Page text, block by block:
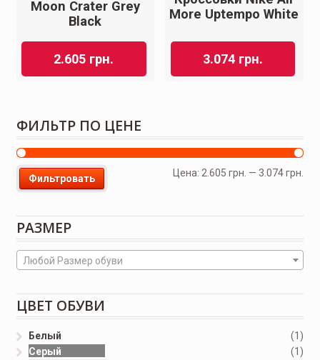
Moon Crater Grey
Black
2.605 грн.
More Uptempo White
3.074 грн.
ФИЛЬТР ПО ЦЕНЕ
Фильтровать
Цена: 2.605 грн. —3.074 грн.
РАЗМЕР
Любой Размер обуви
ЦВЕТ ОБУВИ
Белый
(1)
Серый
(1)